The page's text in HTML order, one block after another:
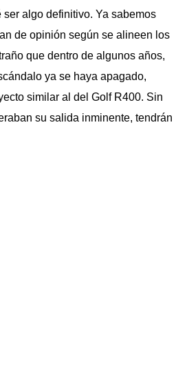
ser algo definitivo. Ya sabemos
de opinión según se alineen los
que dentro de algunos años,
ya se haya apagado,
similar al del Golf R400. Sin
su salida inminente, tendrán